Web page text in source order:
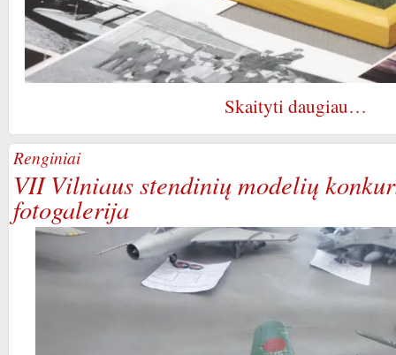
Skaityti daugiau…
Renginiai
VII Vilniaus stendinių modelių
fotogalerija